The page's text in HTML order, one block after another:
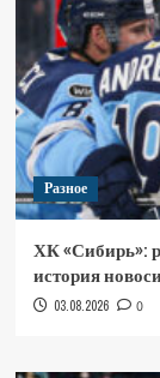
Разное
ХК «Сибирь»:
история
03.08.2026 0